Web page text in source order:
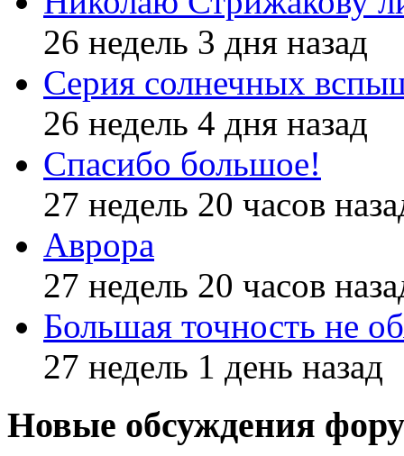
26 недель 3 дня назад
Серия солнечных
26 недель 4 дня назад
Спасибо большое!
27 недель 20 часов
Аврора
27 недель 20 часов
Большая точность не
27 недель 1 день назад
Новые обсуждения